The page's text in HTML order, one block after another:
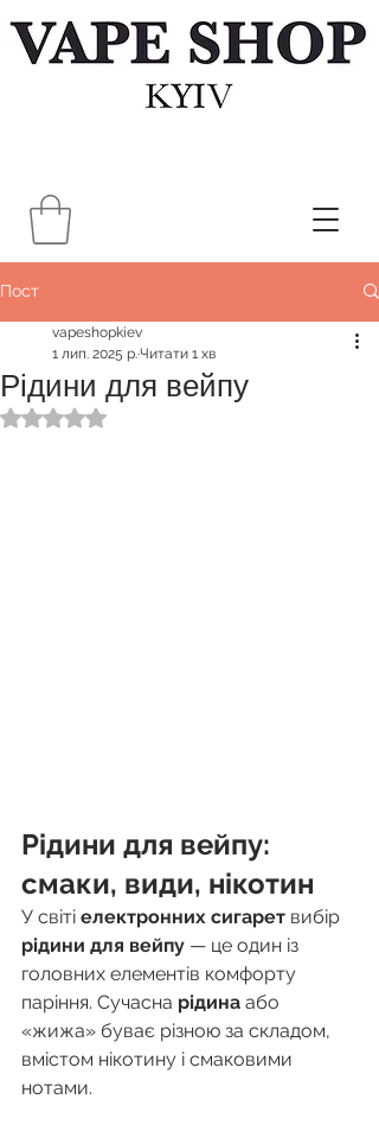
Пост
Рідини для вейпу
vapeshopkiev
1 лип. 2025 р. Читати 1 хв
Оцінка: NaN з 5 зірок.
Рідини для вейпу:
смаки, види, нікотин
У світі електронних сигарет вибір
рідини для вейпу — це один із
головних елементів комфорту
паріння. Сучасна рідина або
«жижа» буває різною за складом,
вмістом нікотину і смаковими
нотами.